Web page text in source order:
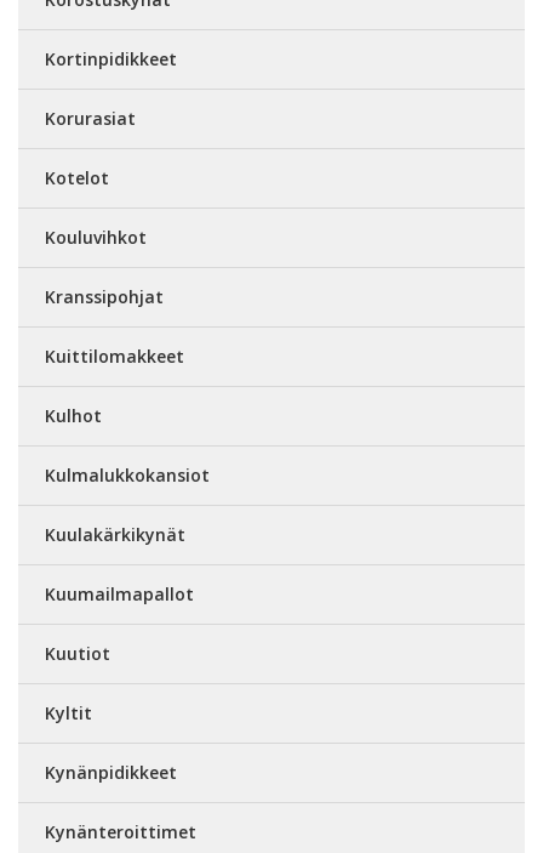
Kortinpidikkeet
Korurasiat
Kotelot
Kouluvihkot
Kranssipohjat
Kuittilomakkeet
Kulhot
Kulmalukkokansiot
Kuulakärkikynät
Kuumailmapallot
Kuutiot
Kyltit
Kynänpidikkeet
Kynänteroittimet